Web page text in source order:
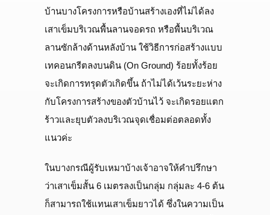
บ้านบางโครงการหรือบ้านสร้างเองที่ไม่ได้ลง
เสาเข็มบริเวณพื้นลานจอดรถ หรือพื้นบริเวณ
ลานซักล้างด้านหลังบ้าน ใช้วิธีการก่อสร้างแบบ
เทคอนกรีตลงบนดิน (On Ground) ร้อยทั้งร้อย
จะเกิดการทรุดตัวเกิดขึ้น ถ้าไม่ได้เว้นระยะห่าง
กับโครงการสร้างของตัวบ้านไว้ จะเกิดรอยแตก
ร้าวและยุบตัวลงบริเวณจุดเชื่อมต่อตลอดทั้ง
แนวค่ะ
ในบางกรณีผู้รับเหมาบ้างเจ้าอาจให้คำปรึกษา
ว่าเสาเข็มสั้น 6 เมตรลงเป็นกลุ่ม กลุ่มละ 4-6 ต้น
ก็สามารถใช้แทนเสาเข็มยาวได้ ซึ่งในความเป็น